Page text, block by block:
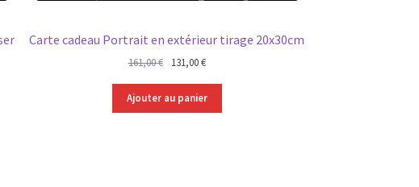
Carte cadeau Portrait en extérieur tirage 20x30cm
161,00€
Le
initial
était :
131,00€Le
actuel
est :
Ajouter au panier